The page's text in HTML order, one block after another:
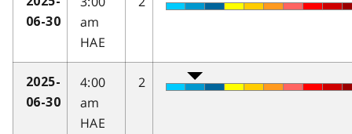
06-30
am
HAE
2025-
06-30
4:00
am
HAE
2